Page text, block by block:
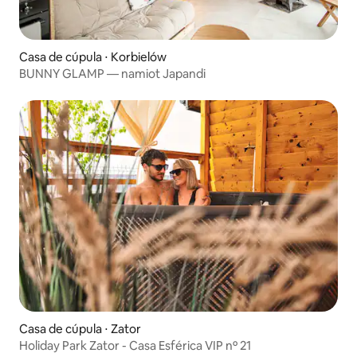
Casa de cúpula ⋅ Korbielów
BUNNY GLAMP — namiot Japandi
Casa de cúpula ⋅ Zator
Holiday Park Zator - Casa Esférica VIP nº 21